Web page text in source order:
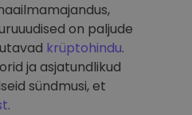
on paljude
krüptohindu.
ja asjatundlikud
sündmusi, et
.